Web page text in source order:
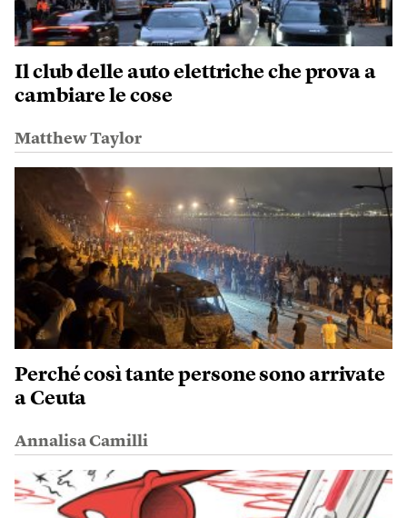
Il club delle auto elettriche che prova a
cambiare le cose
Matthew Taylor
Perché così tante persone sono arrivate
a Ceuta
Annalisa Camilli